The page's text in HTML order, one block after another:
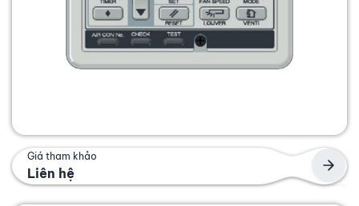
Giá tham khảo
Liên hệ